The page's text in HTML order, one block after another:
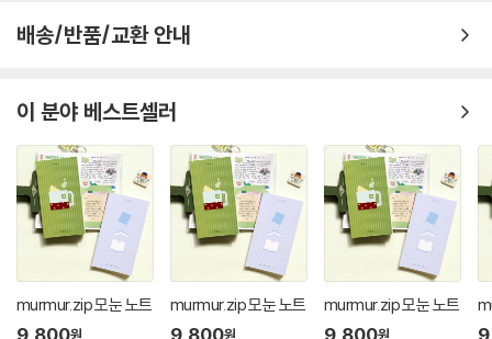
배송/반품/교환 안내
이 분야 베스트셀러
murmur.zip 모눈 노트
9,800원
murmur.zip 모눈 노트
9,800원
murmur.zip 모눈 노트
9,800원